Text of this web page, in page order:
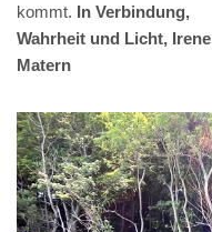
kommt. In Verbindung,
Wahrheit und Licht, Irene
Matern